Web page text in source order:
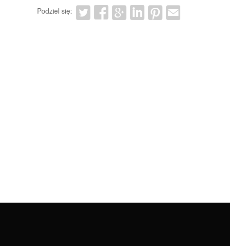
Podziel się: